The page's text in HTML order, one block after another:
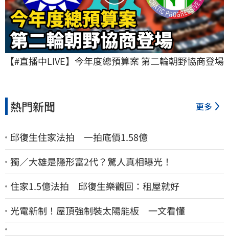
【#直播中LIVE】今年度總預算案 第二輪朝野協商登場
熱門新聞 更多
邱復生住家法拍 一拍底價1.58億
獨／大雄是隱形富2代？驚人真相曝光！
住家1.5億法拍 邱復生樂觀回：租屋就好
光電新制！屋頂強制裝太陽能板 一文看懂